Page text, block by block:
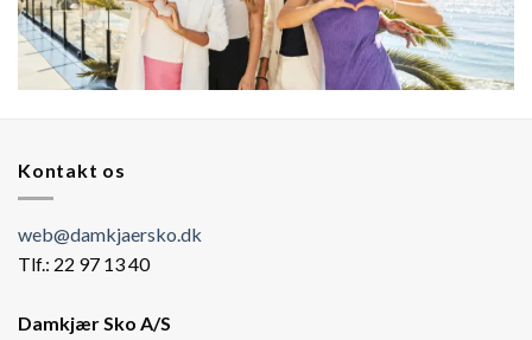
Kontakt os
web@damkjaersko.dk
Tlf.: 22 97 13 40
Damkjær Sko A/S